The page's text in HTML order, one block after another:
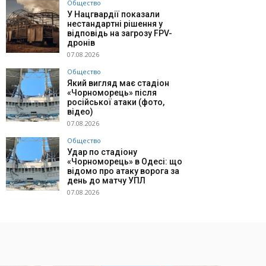
Общество
У Нацгвардії показали
нестандартні рішення у
відповідь на загрозу FPV-
дронів
07.08.2026
Общество
Який вигляд має стадіон
«Чорноморець» після
російської атаки (фото,
відео)
07.08.2026
Общество
Удар по стадіону
«Чорноморець» в Одесі: що
відомо про атаку ворога за
день до матчу УПЛ
07.08.2026